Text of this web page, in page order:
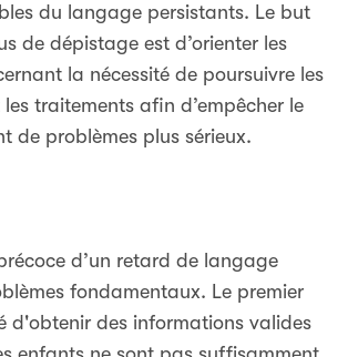
du langage persistants. Le but
de dépistage est d’orienter les
la nécessité de poursuivre les
traitements afin d’empêcher le
de problèmes plus sérieux.
d’un retard de langage
fondamentaux. Le premier
d'obtenir des informations valides